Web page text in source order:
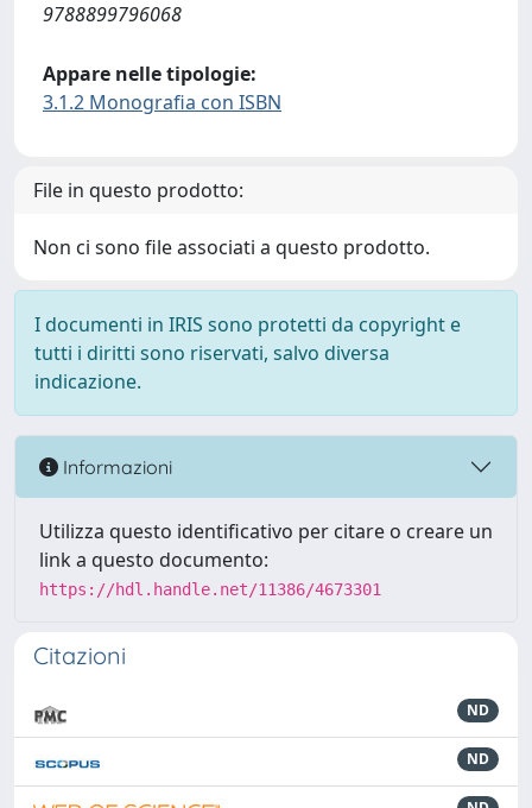
9788899796068
Appare nelle tipologie:
3.1.2 Monografia con ISBN
File in questo prodotto:
Non ci sono file associati a questo prodotto.
I documenti in IRIS sono protetti da copyright e
tutti i diritti sono riservati, salvo diversa
indicazione.
Informazioni
Utilizza questo identificativo per citare o creare un
link a questo documento:
https://hdl.handle.net/11386/4673301
Citazioni
ND
ND